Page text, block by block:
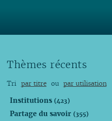
Thèmes récents
Tri par titre ou par utilisation
Institutions (423)
Partage du savoir (355)